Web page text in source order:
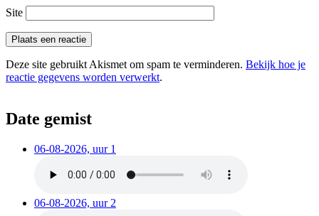
Site
Deze site gebruikt Akismet om spam te verminderen. Bekijk hoe je
reactie gegevens worden verwerkt.
Date gemist
06-08-2026, uur 1
06-08-2026, uur 2